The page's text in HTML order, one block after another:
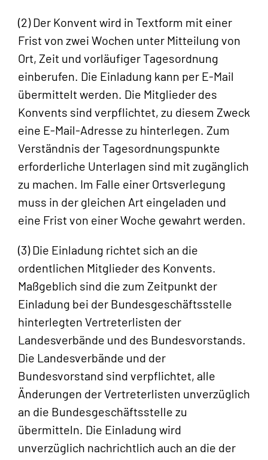
(2) Der Konvent wird in Textform mit einer
Frist von zwei Wochen unter Mitteilung von
Ort, Zeit und vorläufiger Tagesordnung
einberufen. Die Einladung kann per E-Mail
übermittelt werden. Die Mitglieder des
Konvents sind verpflichtet, zu diesem Zweck
eine E-Mail-Adresse zu hinterlegen. Zum
Verständnis der Tagesordnungspunkte
erforderliche Unterlagen sind mit zugänglich
zu machen. Im Falle einer Ortsverlegung
muss in der gleichen Art eingeladen und
eine Frist von einer Woche gewahrt werden.
(3) Die Einladung richtet sich an die
ordentlichen Mitglieder des Konvents.
Maßgeblich sind die zum Zeitpunkt der
Einladung bei der Bundesgeschäftsstelle
hinterlegten Vertreterlisten der
Landesverbände und des Bundesvorstands.
Die Landesverbände und der
Bundesvorstand sind verpflichtet, alle
Änderungen der Vertreterlisten unverzüglich
an die Bundesgeschäftsstelle zu
übermitteln. Die Einladung wird
unverzüglich nachrichtlich auch an die der